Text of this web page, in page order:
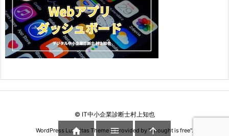
© IT中小企業診断士村上知也
WordPress Luxeritas Theme is provided by "Thought is free".
  